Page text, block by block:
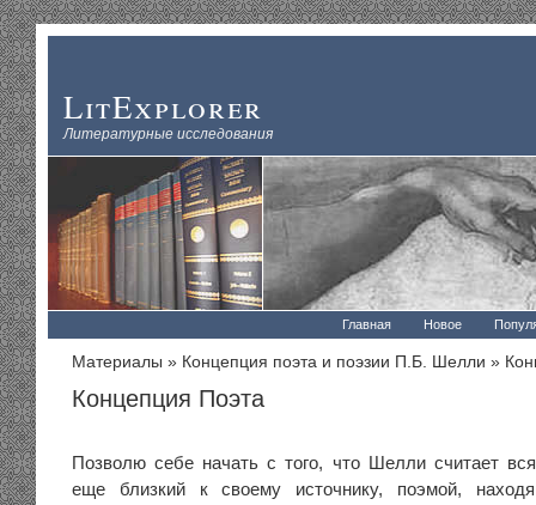
LitExplorer
Литературные исследования
Главная Новое
Материалы » Концепция поэта и поэзии П.Б. Шелли »
Концепция Поэта
Позволю себе начать с того, что Шелли считает
еще близкий к своему источнику, поэмой,